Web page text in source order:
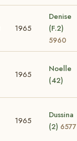
1965
Denise
(F.2)
5960
1965
Noelle
(42)
1965
Dussina
(2) 6577